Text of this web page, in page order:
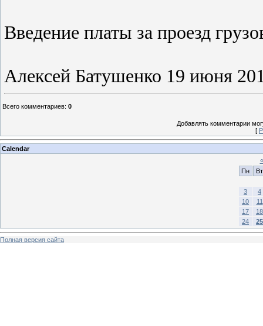
Введение платы за проезд
Алексей Батушенко 19 июня
Всего комментариев: 0
Добавлять комментарии
[
Calendar
«
Пн
Вт
3
4
10
11
17
18
24
25
Полная версия сайта